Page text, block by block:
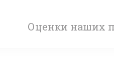
Оценки наших